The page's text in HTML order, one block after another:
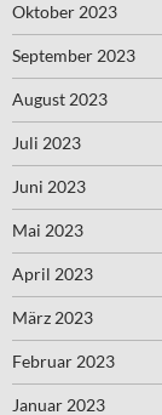
Oktober 2023
September 2023
August 2023
Juli 2023
Juni 2023
Mai 2023
April 2023
März 2023
Februar 2023
Januar 2023